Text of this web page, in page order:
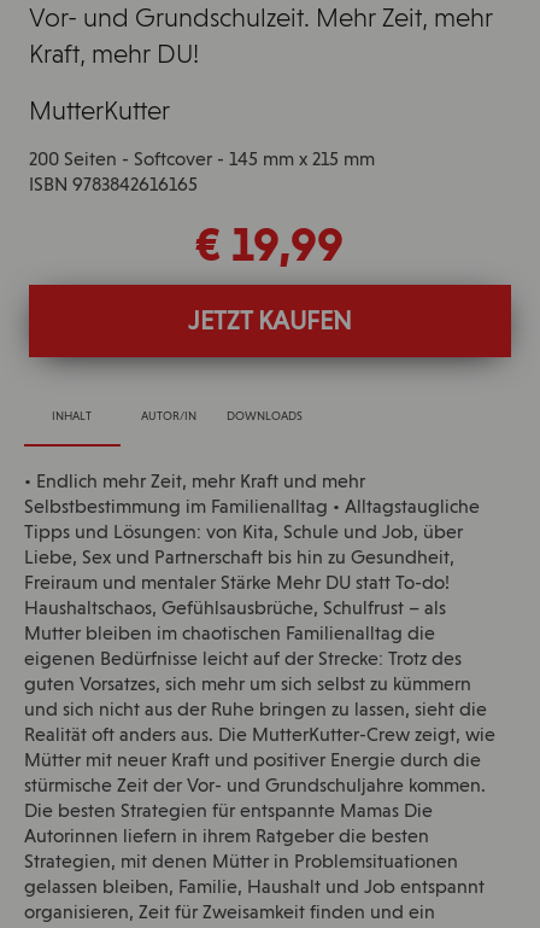
Vor- und Grundschulzeit. Mehr Zeit, mehr
Kraft, mehr DU!
MutterKutter
200 Seiten - Softcover - 145 mm x 215 mm
ISBN 9783842616165
€ 19,99
JETZT KAUFEN
INHALT AUTOR/IN DOWNLOADS
• Endlich mehr Zeit, mehr Kraft und mehr
Selbstbestimmung im Familienalltag • Alltagstaugliche
Tipps und Lösungen: von Kita, Schule und Job, über
Liebe, Sex und Partnerschaft bis hin zu Gesundheit,
Freiraum und mentaler Stärke Mehr DU statt To-do!
Haushaltschaos, Gefühlsausbrüche, Schulfrust – als
Mutter bleiben im chaotischen Familienalltag die
eigenen Bedürfnisse leicht auf der Strecke: Trotz des
guten Vorsatzes, sich mehr um sich selbst zu kümmern
und sich nicht aus der Ruhe bringen zu lassen, sieht die
Realität oft anders aus. Die MutterKutter-Crew zeigt, wie
Mütter mit neuer Kraft und positiver Energie durch die
stürmische Zeit der Vor- und Grundschuljahre kommen.
Die besten Strategien für entspannte Mamas Die
Autorinnen liefern in ihrem Ratgeber die besten
Strategien, mit denen Mütter in Problemsituationen
gelassen bleiben, Familie, Haushalt und Job entspannt
organisieren, Zeit für Zweisamkeit finden und ein